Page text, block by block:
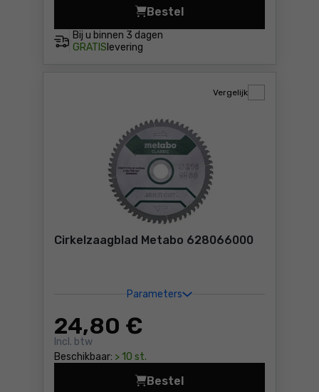
Bij u binnen 3 dagen
GRATIS levering
Bestel
BitPack (3-delig) Metabo
Cirkelzaagblad Metabo 628066000
Parameters
24,80 €
Incl. btw
Beschikbaar: > 10 st.
Vergelijk
Bestel
Cirkelzaagblad Metabo